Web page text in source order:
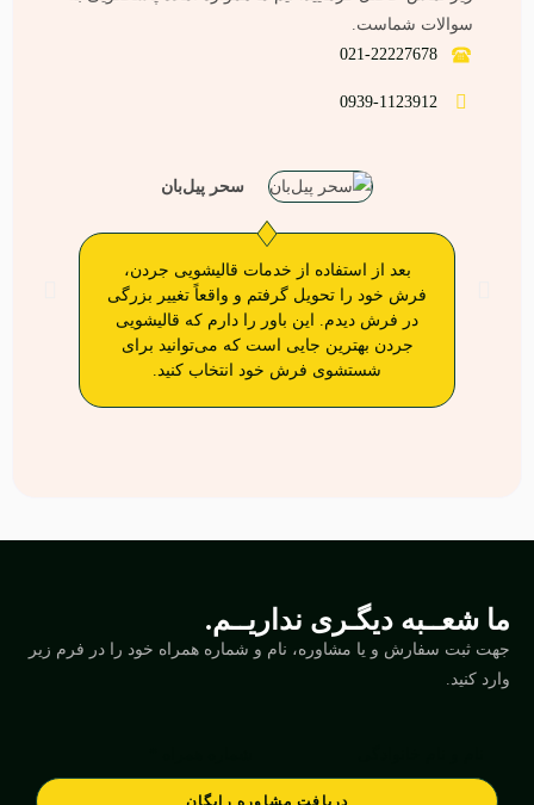
سوالات شماست.
021-22227678
0939-1123912
بعد از استفاده از خدمات قالیشویی جردن،
فرش خود را تحویل گرفتم و واقعاً تغییر بزرگی
در فرش دیدم. این باور را دارم که قالیشویی
جردن بهترین جایی است که می‌توانید برای
شستشوی فرش خود انتخاب کنید.
سحر پیل‌بان
ما شعــبه دیگـری نداریــم.
جهت ثبت سفارش و یا مشاوره، نام و شماره همراه خود را در فرم زیر
وارد کنید.